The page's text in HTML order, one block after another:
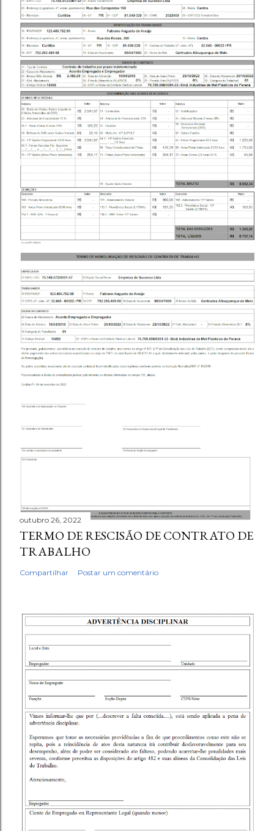
outubro 26, 2022
TERMO DE RESCISÃO DE CONTRATO DE
TRABALHO
Compartilhar Postar um comentário